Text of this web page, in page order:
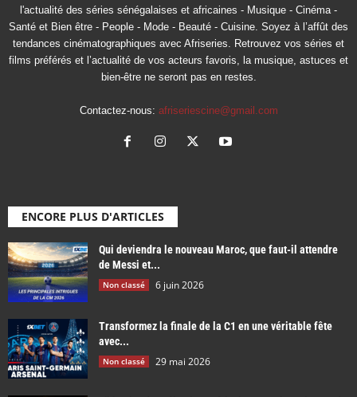
l'actualité des séries sénégalaises et africaines - Musique - Cinéma -
Santé et Bien être - People - Mode - Beauté - Cuisine. Soyez à l’affût des
tendances cinématographiques avec Afriseries. Retrouvez vos séries et
films préférés et l’actualité de vos acteurs favoris, la musique, astuces et
bien-être ne seront pas en restes.
Contactez-nous: afriseriescine@gmail.com
ENCORE PLUS D'ARTICLES
Qui deviendra le nouveau Maroc, que faut-il attendre
de Messi et...
Non classé 6 juin 2026
Transformez la finale de la C1 en une véritable fête
avec...
Non classé 29 mai 2026